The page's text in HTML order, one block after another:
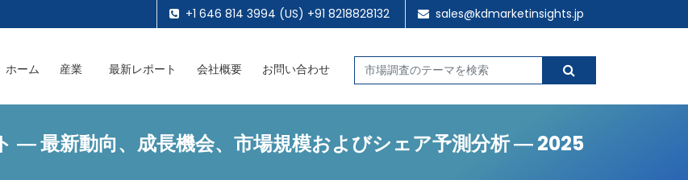
+1 646 814 3994 (US) +91 8218828132 sales@kdmarketinsights.jp
ホーム 産業 最新レポート 会社概要 お問い合わせ
― 最新動向、成長機会、市場規模およびシェア予測分析 ― 2025